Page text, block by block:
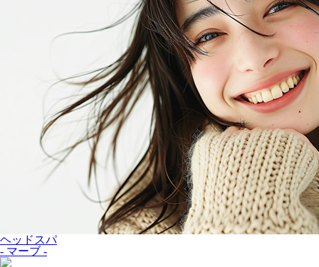
ヘッドスパ
- マーブ -